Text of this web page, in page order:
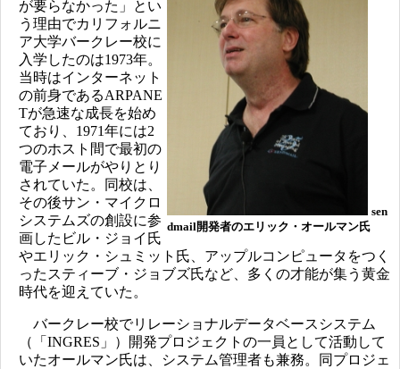
sen
dmail開発者のエリック・オールマン氏
が要らなかった」とい
う理由でカリフォルニ
ア大学バークレー校に
入学したのは1973年。
当時はインターネット
の前身であるARPANE
Tが急速な成長を始め
ており、1971年には2
つのホスト間で最初の
電子メールがやりとり
されていた。同校は、
その後サン・マイクロ
システムズの創設に参
画したビル・ジョイ氏
やエリック・シュミット氏、アップルコンピュータをつく
ったスティーブ・ジョブズ氏など、多くの才能が集う黄金
時代を迎えていた。
バークレー校でリレーショナルデータベースシステム
（「INGRES」）開発プロジェクトの一員として活動して
いたオールマン氏は、システム管理者も兼務。同プロジェ